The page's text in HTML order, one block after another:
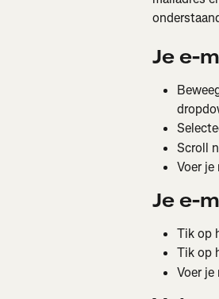
Je e-
Scroll
Voer
Je e-
Tik op
Tik op
Voer